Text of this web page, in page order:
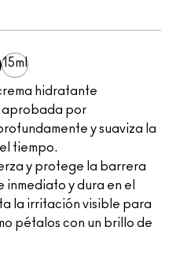
hidratante
aprobada por
y suaviza la
tiempo.
y protege la barrera
inmediato y dura en el
la irritación visible para
pétalos con un brillo de
15ml